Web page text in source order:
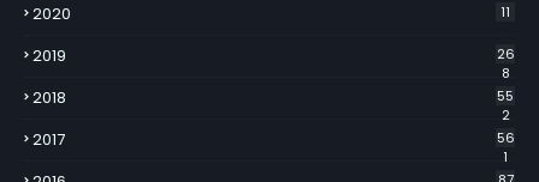
2020 11
2019
26
8
2018
55
2
2017
56
1